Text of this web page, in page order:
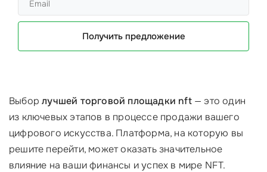
Получить предложение
Выборлучшей торговой площадки nft— это один
из ключевых этапов в процессе продажи вашего
цифрового искусства. Платформа, на которую вы
решите перейти, может оказать значительное
влияние на ваши финансы и успех в мире NFT.